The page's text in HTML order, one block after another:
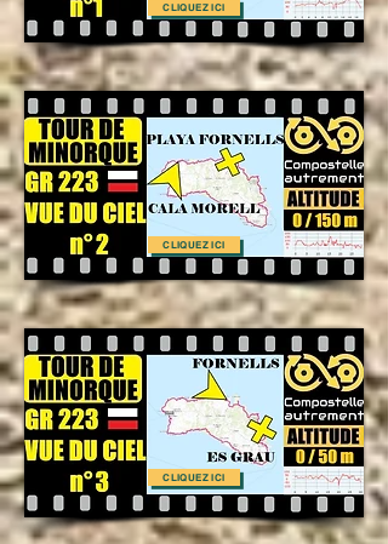
CLIQUEZ ICI
CLIQUEZ ICI
CLIQUEZ ICI